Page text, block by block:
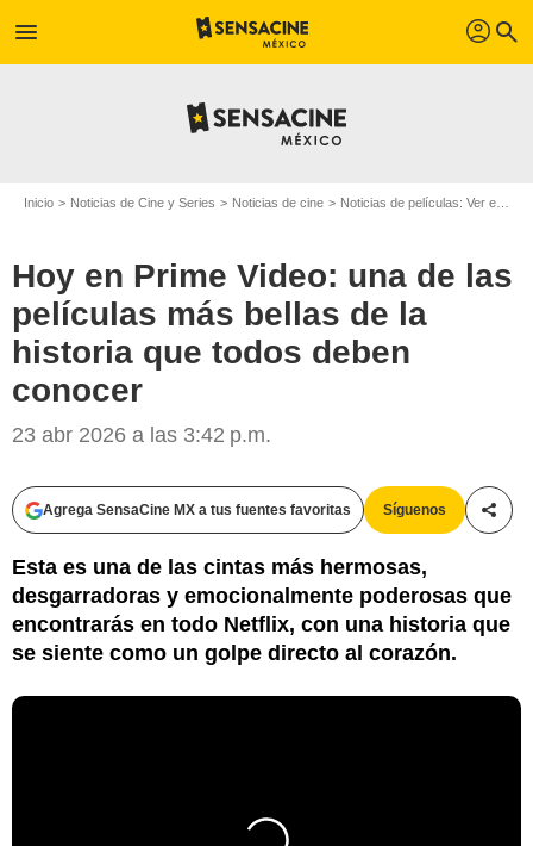
menu profil search
Inicio Noticias de Cine y Series Noticias de cine Noticias de películas: Ver en la web
Hoy en Prime Video: una de las
películas más bellas de la
historia que todos deben
conocer
23 abr 2026 a las 3:42 p.m.
Agrega SensaCine MX a tus fuentes favoritas Síguenos
Esta es una de las cintas más hermosas,
desgarradoras y emocionalmente poderosas que
encontrarás en todo Netflix, con una historia que
se siente como un golpe directo al corazón.